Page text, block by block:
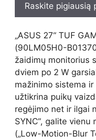
Raskite pigiausią
„ASUS 27“ TUF
(90LM05H0-
žaidimų monitorius
dviem po 2 W
mažinimo sistema
užtikrina puikų
regėjimo net ir ilgai
SYNC“, galite vienu
(„Low-Motion-Blur